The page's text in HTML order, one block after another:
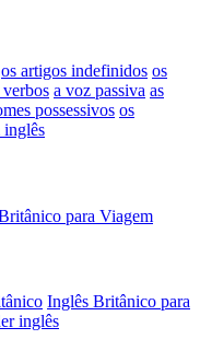
os artigos indefinidos os
verbos a voz passiva as
possessivos os
inglês
para Viagem
Inglês Britânico para
inglês